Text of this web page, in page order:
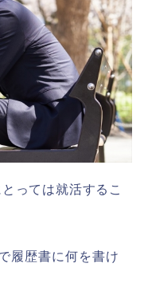
っては就活するこ
履歴書に何を書け